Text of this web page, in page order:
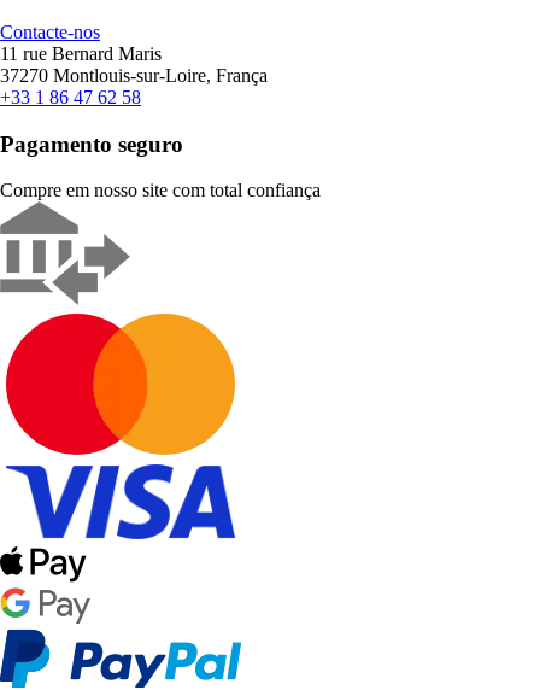
Contacte-nos
11 rue Bernard Maris
37270 Montlouis-sur-Loire, França
+33 1 86 47 62 58
Pagamento seguro
Compre em nosso site com total confiança